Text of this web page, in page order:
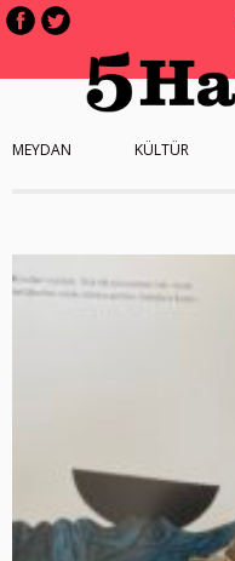
MEYDAN KÜLTÜR